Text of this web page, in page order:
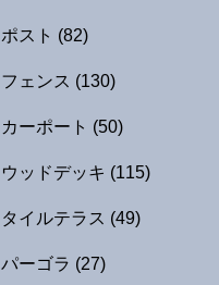
ポスト (82)
フェンス (130)
カーポート (50)
ウッドデッキ (115)
タイルテラス (49)
パーゴラ (27)